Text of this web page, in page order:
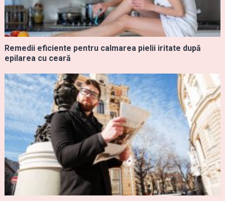
Remedii eficiente pentru calmarea pielii iritate după
epilarea cu ceară